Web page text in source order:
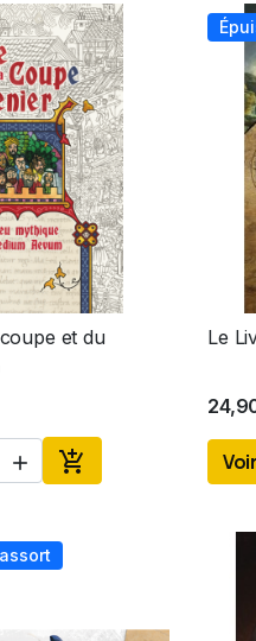
rapide
et du
 
Ajouter au panier
Le